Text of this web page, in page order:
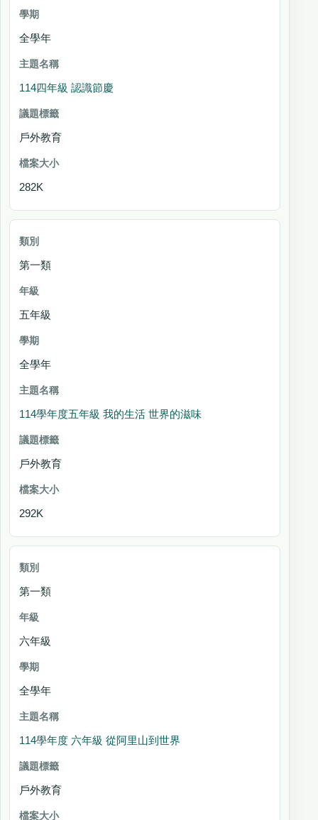
全學年
114四年級 認識節慶
戶外教育
282K
第一類
五年級
全學年
114學年度五年級 我的生活 世界的滋味
戶外教育
292K
第一類
六年級
全學年
114學年度 六年級 從阿里山到世界
戶外教育